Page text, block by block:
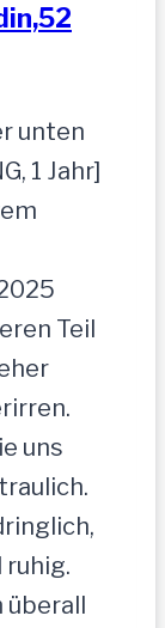
unten
1 Jahr]
Teil
uns
ruhig.
überall